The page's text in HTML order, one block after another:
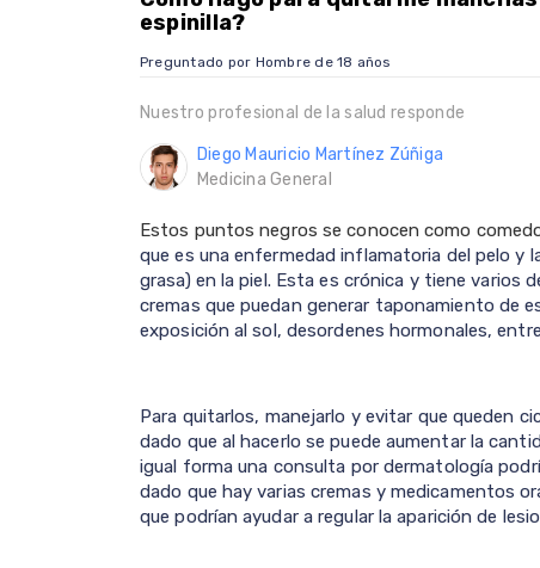
espinilla?
Preguntado por Hombre de 18 años
Nuestro profesional de la salud responde
Diego Mauricio Martínez Zúñiga
Medicina General
Estos puntos negros se conocen como
que es una enfermedad inflamatoria del pelo y
grasa) en la piel. Esta es crónica y tiene varios
cremas que puedan generar taponamiento de
exposición al sol, desordenes hormonales,
Para quitarlos, manejarlo y evitar que queden
dado que al hacerlo se puede aumentar la
igual forma una consulta por dermatología
dado que hay varias cremas y medicamentos
que podrían ayudar a regular la aparición de